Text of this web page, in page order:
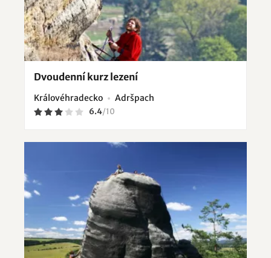
Dvoudenní kurz lezení
Královéhradecko Adršpach
6.4/10